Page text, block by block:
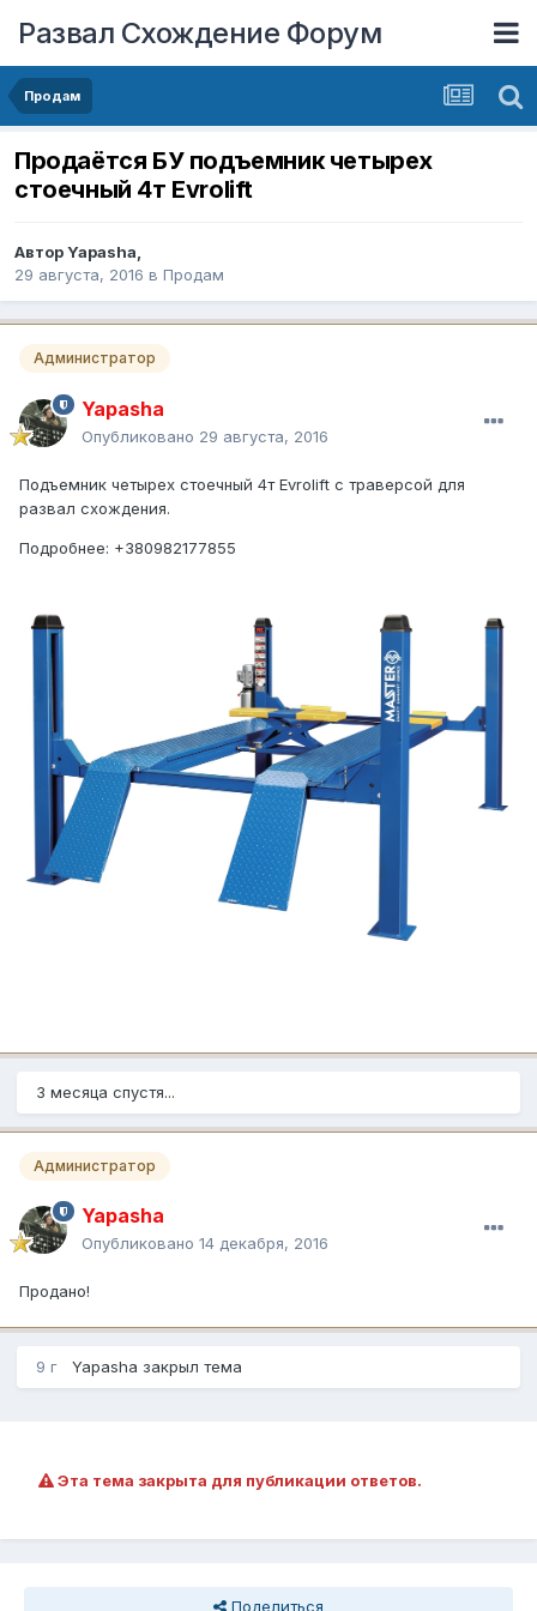
Развал Схождение Форум
Продам
Продаётся БУ подъемник четырех
стоечный 4т Evrolift
АвторYapasha,
29 августа, 2016 в Продам
Администратор
Yapasha
Опубликовано 29 августа, 2016
Подъемник четырех стоечный 4т Evrolift с траверсой для
развал схождения.
Подробнее: +380982177855
3 месяца спустя...
Администратор
Yapasha
Опубликовано 14 декабря, 2016
Продано!
9 г Yapasha закрыл тема
Эта тема закрыта для публикации ответов.
Поделиться